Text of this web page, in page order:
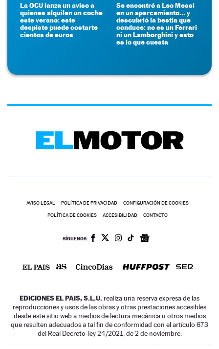
La OCU lanza un aviso a
quienes alquilen un coche
este verano: este
despiste puede costarte
cientos de euros
Se encontró a Leo Messi
en un aparcamiento... y
descubrió la bestia que
conduce: no es un Ferrari
ni un Lamborghini y esto
es lo que cuesta
AVISO LEGAL POLÍTICA DE PRIVACIDAD CONFIGURACIÓN DE COOKIES
POLÍTICA DE COOKIES ACCESIBILIDAD CONTACTO
SÍGUENOS:
EDICIONES EL PAIS, S.L.U. realiza una reserva expresa de las
reproducciones y usos de las obras y otras prestaciones accesibles
desde este sitio web a medios de lectura mecánica u otros medios
que resulten adecuados a tal fin de conformidad con el artículo 67.3
del Real Decreto-ley 24/2021, de 2 de noviembre.